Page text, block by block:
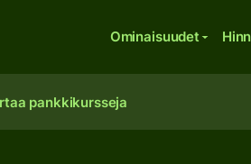
Ominaisuudet
pankkikursseja